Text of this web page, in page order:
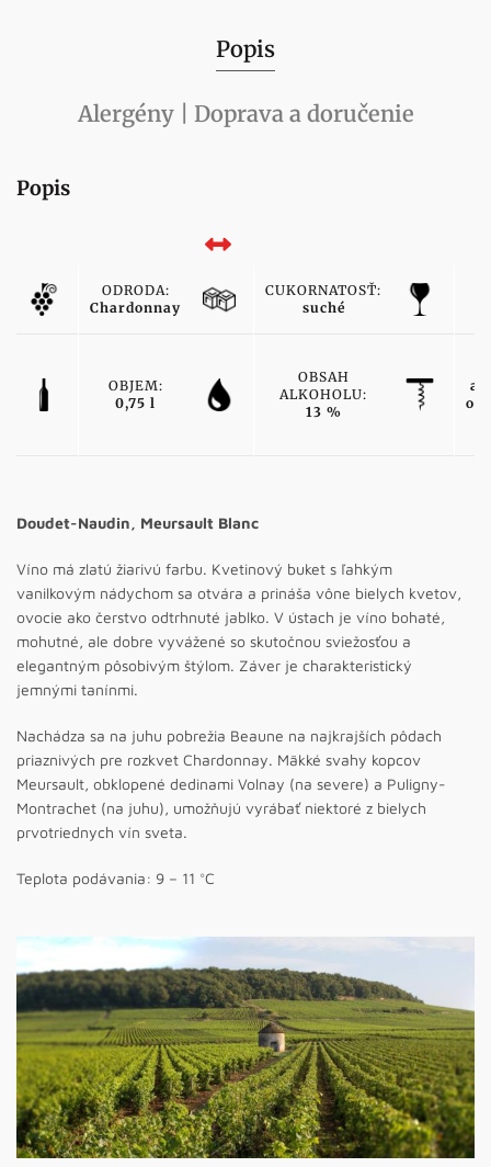
Popis
Alergény | Doprava a doručenie
Popis
ODRODA:
Chardonnay
CUKORNATOSŤ:
suché
OBJEM:
0,75 l
OBSAH
ALKOHOLU:
13 %
Doudet-Naudin, Meursault Blanc
Víno má zlatú žiarivú farbu. Kvetinový buket s ľahkým
vanilkovým nádychom sa otvára a prináša vône bielych kvetov,
ovocie ako čerstvo odtrhnuté jablko. V ústach je víno bohaté,
mohutné, ale dobre vyvážené so skutočnou sviežosťou a
elegantným pôsobivým štýlom. Záver je charakteristický
jemnými tanínmi.
Nachádza sa na juhu pobrežia Beaune na najkrajších pôdach
priaznivých pre rozkvet Chardonnay. Mäkké svahy kopcov
Meursault, obklopené dedinami Volnay (na severe) a Puligny-
Montrachet (na juhu), umožňujú vyrábať niektoré z bielych
prvotriednych vín sveta.
Teplota podávania: 9 – 11 °C